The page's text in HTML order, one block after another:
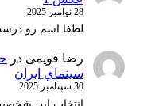
28 نوامبر 2025
لطفا اسم رو
رضا قویمی در
سينماي ايران
30 سپتامبر 2025
انتخاب ابن